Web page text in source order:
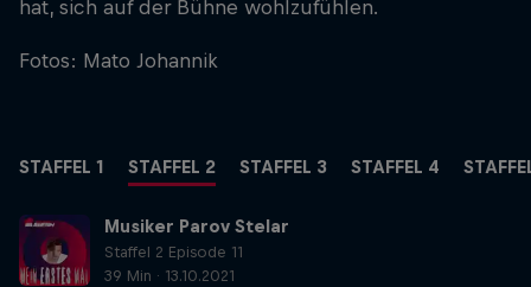
hat, sich auf der Bühne wohlzufühlen.
Fotos: Mato Johannik
STAFFEL 1 STAFFEL 2 STAFFEL 3 STAFFEL 4
Musiker Parov Stelar
Staffel 2 Episode 11
39 Min · 13.10.2021